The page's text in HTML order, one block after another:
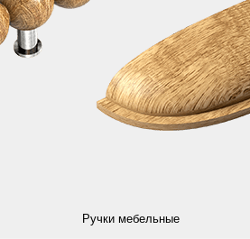
Ручки мебельные